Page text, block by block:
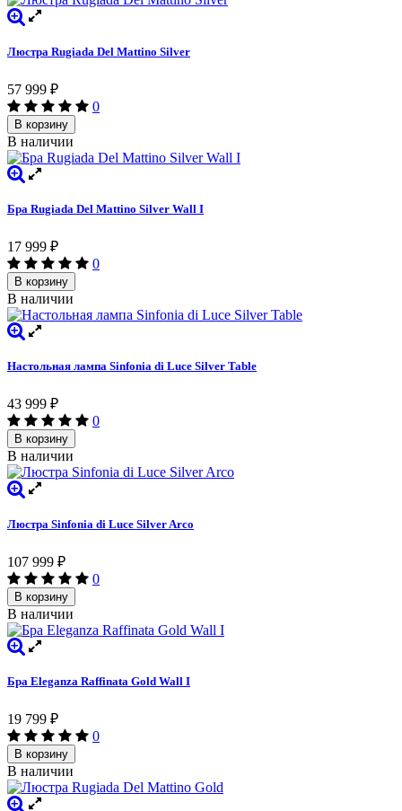
Люстра Rugiada Del Mattino Silver
57 999 ₽
0
В корзину
В наличии
Бра Rugiada Del Mattino Silver Wall I
17 999 ₽
0
В корзину
В наличии
Настольная лампа Sinfonia di Luce Silver Table
43 999 ₽
0
В корзину
В наличии
Люстра Sinfonia di Luce Silver Arco
107 999 ₽
0
В корзину
В наличии
Бра Eleganza Raffinata Gold Wall I
19 799 ₽
0
В корзину
В наличии